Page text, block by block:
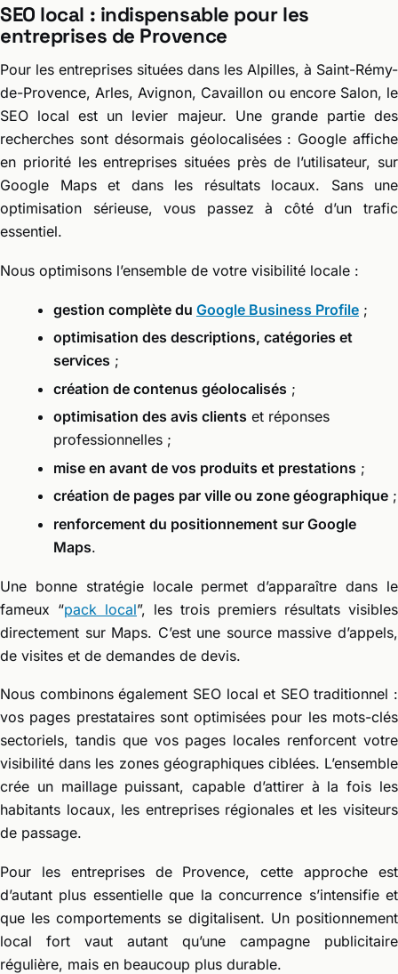
SEO local : indispensable pour les
entreprises de Provence
Pour les entreprises situées dans les Alpilles, à Saint-Rémy-
de-Provence, Arles, Avignon, Cavaillon ou encore Salon, le
SEO local est un levier majeur. Une grande partie des
recherches sont désormais géolocalisées : Google affiche
en priorité les entreprises situées près de l’utilisateur, sur
Google Maps et dans les résultats locaux. Sans une
optimisation sérieuse, vous passez à côté d’un trafic
essentiel.
Nous optimisons l’ensemble de votre visibilité locale :
gestion complète du Google Business Profile ;
optimisation des descriptions, catégories et
services ;
création de contenus géolocalisés ;
optimisation des avis clients et réponses
professionnelles ;
mise en avant de vos produits et prestations ;
création de pages par ville ou zone géographique ;
renforcement du positionnement sur Google
Maps.
Une bonne stratégie locale permet d’apparaître dans le
fameux “pack local”, les trois premiers résultats visibles
directement sur Maps. C’est une source massive d’appels,
de visites et de demandes de devis.
Nous combinons également SEO local et SEO traditionnel :
vos pages prestataires sont optimisées pour les mots-clés
sectoriels, tandis que vos pages locales renforcent votre
visibilité dans les zones géographiques ciblées. L’ensemble
crée un maillage puissant, capable d’attirer à la fois les
habitants locaux, les entreprises régionales et les visiteurs
de passage.
Pour les entreprises de Provence, cette approche est
d’autant plus essentielle que la concurrence s’intensifie et
que les comportements se digitalisent. Un positionnement
local fort vaut autant qu’une campagne publicitaire
régulière, mais en beaucoup plus durable.